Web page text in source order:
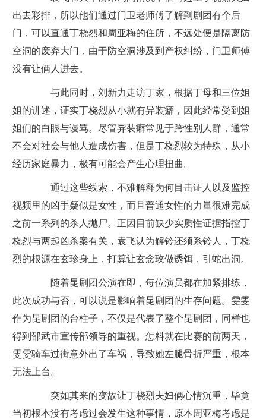
出去彩排，所以他们通过门卫老师傅了解到剧团有个后
门，可以直通丁桡烈和周亚梅的住所，不远处便是隔离防
空洞的废弃大门，由于防空洞涉及到产权纠纷，门卫师傅
没有让俩人进去。
与此同时，刘新力走访丁家，根据丁母和三位姐
姐的讲述，证实丁桡烈从小就有异装癖，因此经常受到姐
姐们的白眼与谩骂。尽管异装癖常见于跨性别人群，通常
不会对社会与他人造成伤害，但是丁桡烈较为特殊，从小
经历家庭暴力，极有可能会产生心理扭曲。
通过这些线索，不难解释为何目击证人以及监控
视频里的凶手疑似是女性，而且普通女性的力量很难完成
之前一系列的杀人抛尸。正因目前缺少实质性证据指控丁
桡烈与两起凶杀案有关，袁飞认为解铃还须系铃人，丁桡
烈的根源在玄珍身上，打算让玄念玫做诱饵，引蛇出洞。
随着昆剧团公演在即，每位演员都在加紧排练，
此次成功与否，可以说是影响着昆剧团的生存问题。雯雯
作为昆剧团的台柱子，不仅是代表了整个昆剧团，同样也
得到邵武市宣传部领导的重视。怎料就在比赛的前两天，
雯雯骑车过街意外出了车祸，导致她左腿骨折严重，根本
无法上台。
突如其来的变故让丁桡烈夫妇俩心情沉重，毕竟
当初根本没有考虑过会发生这种事情，原本周亚梅考虑是